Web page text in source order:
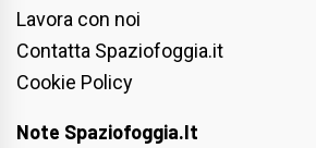
Lavora con noi
Contatta Spaziofoggia.it
Cookie Policy
Note Spaziofoggia.it